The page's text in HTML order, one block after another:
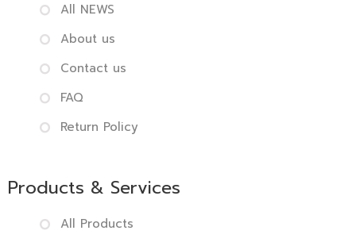
All NEWS
About us
Contact us
FAQ
Return Policy
Products & Services
All Products